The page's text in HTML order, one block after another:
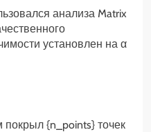
анализа Matrix
установлен на α
покрыл {n_points} точек